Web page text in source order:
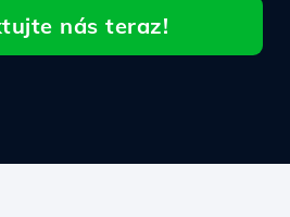
nás teraz!